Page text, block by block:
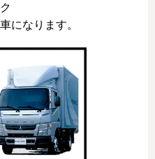
になります。